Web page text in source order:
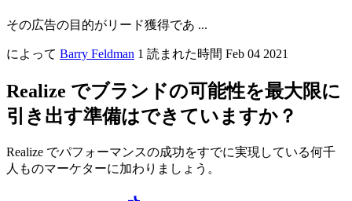
その広告の目的がリード獲得であ ...
によって Barry Feldman 1 読まれた時間 Feb 04 2021
Realize でブランドの可能性を最大限に
引き出す準備はできていますか？
Realize でパフォーマンスの成功をすでに実現している何千
人ものマーケターに加わりましょう。